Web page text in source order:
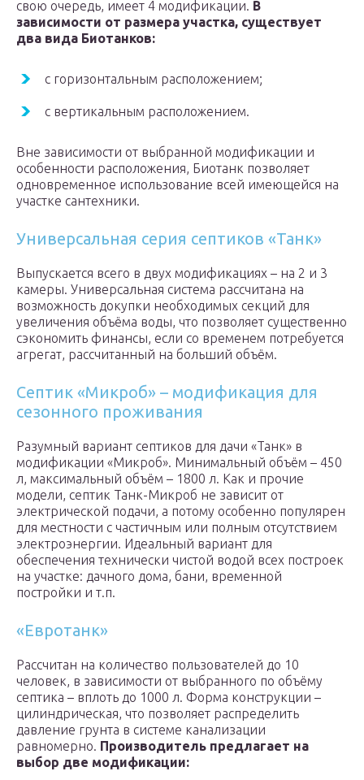
свою очередь, имеет 4 модификации. В
зависимости от размера участка, существует
два вида Биотанков:
с горизонтальным расположением;
с вертикальным расположением.
Вне зависимости от выбранной модификации и
особенности расположения, Биотанк позволяет
одновременное использование всей имеющейся на
участке сантехники.
Универсальная серия септиков «Танк»
Выпускается всего в двух модификациях – на 2 и 3
камеры. Универсальная система рассчитана на
возможность докупки необходимых секций для
увеличения объёма воды, что позволяет существенно
сэкономить финансы, если со временем потребуется
агрегат, рассчитанный на больший объём.
Септик «Микроб» – модификация для
сезонного проживания
Разумный вариант септиков для дачи «Танк» в
модификации «Микроб». Минимальный объём – 450
л, максимальный объём – 1800 л. Как и прочие
модели, септик Танк-Микроб не зависит от
электрической подачи, а потому особенно популярен
для местности с частичным или полным отсутствием
электроэнергии. Идеальный вариант для
обеспечения технически чистой водой всех построек
на участке: дачного дома, бани, временной
постройки и т.п.
«Евротанк»
Рассчитан на количество пользователей до 10
человек, в зависимости от выбранного по объёму
септика – вплоть до 1000 л. Форма конструкции –
цилиндрическая, что позволяет распределить
давление грунта в системе канализации
равномерно. Производитель предлагает на
выбор две модификации: